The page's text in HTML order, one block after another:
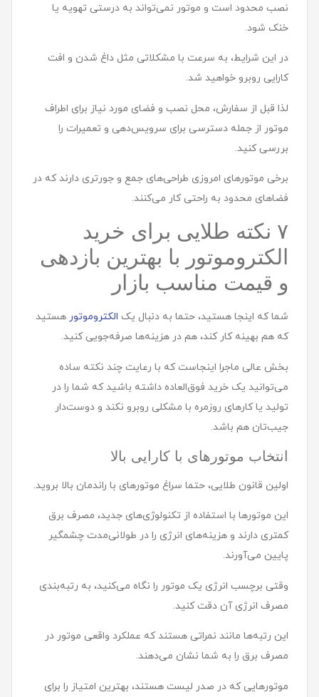
نصب محدود است و موتور نمی‌تواند به درستی تهویه یا
خنک شود.
در این شرایط، به سرعت با مشکلاتی مثل داغ شدن و افت
کارایی روبرو خواهید شد.
لذا قبل از سفارش، محل نصب و فضای مورد نیاز برای اطراف
موتور از جمله دسترسی برای سرویس‌دهی و تعمیرات را
بررسی کنید.
برخی موتورهای امروزی طراحی‌های جمع و جورتری دارند که در
فضاهای محدود به راحتی کار می‌کنند.
۷ نکته طلایی برای خرید
الکتروموتور با بهترین بازدهی
و قیمت مناسب بازار
شما که اینجا هستید، حتما به دنبال یک الکتروموتور هستید
که هم بهینه کار کند، هم در هزینه‌ها صرفه‌جویی کنید.
بخش عالی ماجرا اینجاست که با رعایت چند نکته ساده
می‌توانید یک خرید فوق‌العاده داشته باشید که شما را در
تولید یا کارهای روزمره با مشکلی روبرو نکند و دوست‌دار
جیب‌تان هم باشد.
انتخاب موتورهای با کارایی بالا
اولین قانون طلایی، حتما سراغ موتورهای با راندمان بالا بروید.
این موتورها با استفاده از تکنولوژی‌های جدید، مصرف برق
کمتری دارند و هزینه‌های انرژی را در طولانی‌مدت چشمگیر
پایین می‌آورند.
وقتی برچسب انرژی یک موتور را نگاه می‌کنید، به رتبه‌بندی
مصرف انرژی آن دقت کنید.
این رتبه‌ها مانند نمراتی هستند که عملکرد واقعی موتور در
مصرف برق را به شما نشان می‌دهند.
موتورهایی که در صدر لیست هستند، بهترین امتیاز را برای